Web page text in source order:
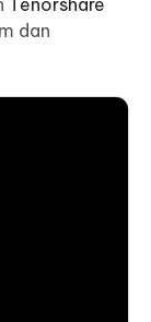
Tenorshare
dan